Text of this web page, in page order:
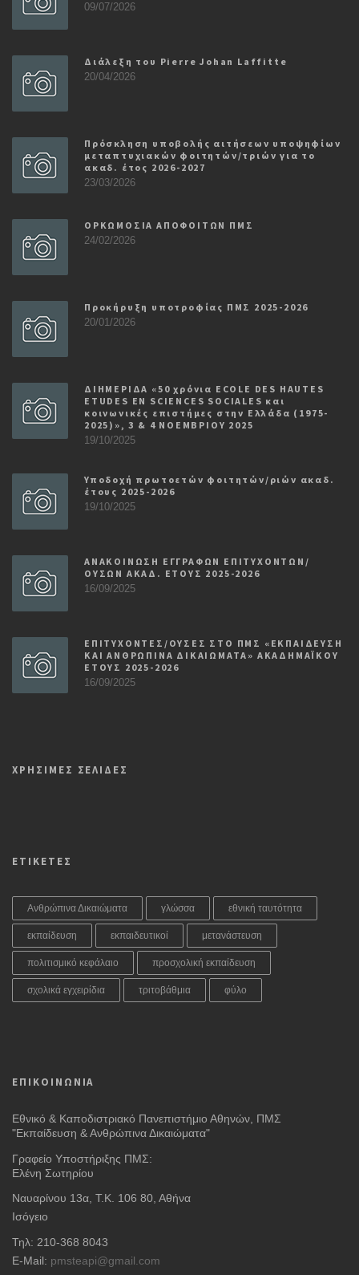
09/07/2026
Διάλεξη του Pierre Johan Laffitte
20/04/2026
Πρόσκληση υποβολής αιτήσεων υποψηφίων
μεταπτυχιακών φοιτητών/τριών για το
ακαδ. έτος 2026-2027
23/03/2026
ΟΡΚΩΜΟΣΙΑ ΑΠΟΦΟΙΤΩΝ ΠΜΣ
24/02/2026
Προκήρυξη υποτροφίας ΠΜΣ 2025-2026
20/01/2026
ΔΙΗΜΕΡΙΔΑ «50 χρόνια ECOLE DES HAUTES
ETUDES EN SCIENCES SOCIALES και
κοινωνικές επιστήμες στην Ελλάδα (1975-
2025)», 3 & 4 ΝΟΕΜΒΡΙΟΥ 2025
19/10/2025
Υποδοχή πρωτοετών φοιτητών/ριών ακαδ.
έτους 2025-2026
19/10/2025
ΑΝΑΚΟΙΝΩΣΗ ΕΓΓΡΑΦΩΝ ΕΠΙΤΥΧΟΝΤΩΝ/
ΟΥΣΩΝ ΑΚΑΔ. ΕΤΟΥΣ 2025-2026
16/09/2025
ΕΠΙΤΥΧΟΝΤΕΣ/ΟΥΣΕΣ ΣΤΟ ΠΜΣ «ΕΚΠΑΙΔΕΥΣΗ
ΚΑΙ ΑΝΘΡΩΠΙΝΑ ΔΙΚΑΙΩΜΑΤΑ» ΑΚΑΔΗΜΑΪΚΟΥ
ΕΤΟΥΣ 2025-2026
16/09/2025
ΧΡΗΣΙΜΕΣ ΣΕΛΙΔΕΣ
ΕΤΙΚΕΤΕΣ
Ανθρώπινα Δικαιώματα γλώσσα εθνική ταυτότητα
εκπαίδευση εκπαιδευτικοί μετανάστευση
πολιτισμικό κεφάλαιο προσχολική εκπαίδευση
σχολικά εγχειρίδια τριτοβάθμια φύλο
ΕΠΙΚΟΙΝΩΝΙΑ
Εθνικό & Καποδιστριακό Πανεπιστήμιο Αθηνών, ΠΜΣ
"Εκπαίδευση & Ανθρώπινα Δικαιώματα"
Γραφείο Υποστήριξης ΠΜΣ:
Ελένη Σωτηρίου
Ναυαρίνου 13α, Τ.Κ. 106 80, Αθήνα
Ισόγειο
Τηλ: 210-368 8043
E-Mail: pmsteapi@gmail.com